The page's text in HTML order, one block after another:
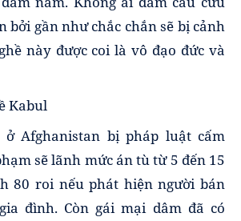
bởi gần như chắc chắn sẽ bị cảnh
này được coi là vô đạo đức và
Kabul
ở Afghanistan bị pháp luật cấm
sẽ lãnh mức án tù từ 5 đến 15
80 roi nếu phát hiện người bán
đình. Còn gái mại dâm đã có